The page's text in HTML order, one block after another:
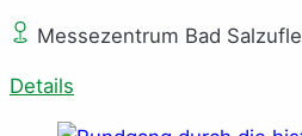
Messezentrum Bad
Details